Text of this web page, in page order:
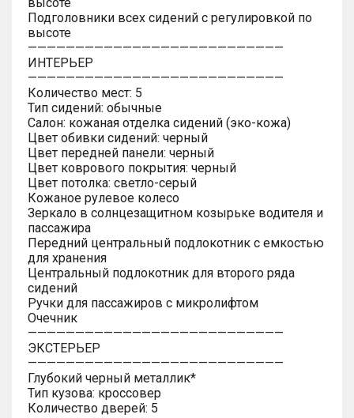
Подголовники всех сидений с регулировкой по
высоте
———————————————————————————
ИНТЕРЬЕР
———————————————————————————
Количество мест: 5
Тип сидений: обычные
Салон: кожаная отделка сидений (эко-кожа)
Цвет обивки сидений: черный
Цвет передней панели: черный
Цвет коврового покрытия: черный
Цвет потолка: светло-серый
Кожаное рулевое колесо
Зеркало в солнцезащитном козырьке водителя и
пассажира
Передний центральный подлокотник с емкостью
для хранения
Центральный подлокотник для второго ряда
сидений
Ручки для пассажиров с микролифтом
Очечник
———————————————————————————
ЭКСТЕРЬЕР
———————————————————————————
Глубокий черный металлик*
Тип кузова: кроссовер
Количество дверей: 5